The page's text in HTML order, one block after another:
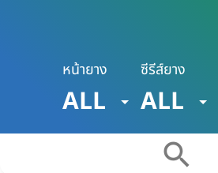
หน้ายาง
ALL
ซีรีส์ยาง
ALL
search